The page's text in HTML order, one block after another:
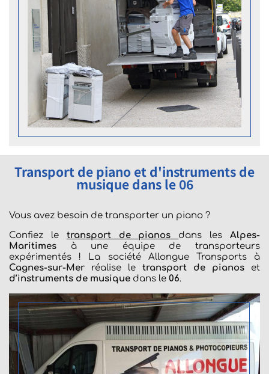
Transport de piano et d'instruments de
musique dans le 06
Vous avez besoin de transporter un piano ?
Confiez le transport de pianos dans lesAlpes-
Maritimes à une équipe de transporteurs
expérimentés ! La société Allongue Transports à
Cagnes-sur-Mer réalise le transport de pianos et
d’instruments de musique dans le 06.